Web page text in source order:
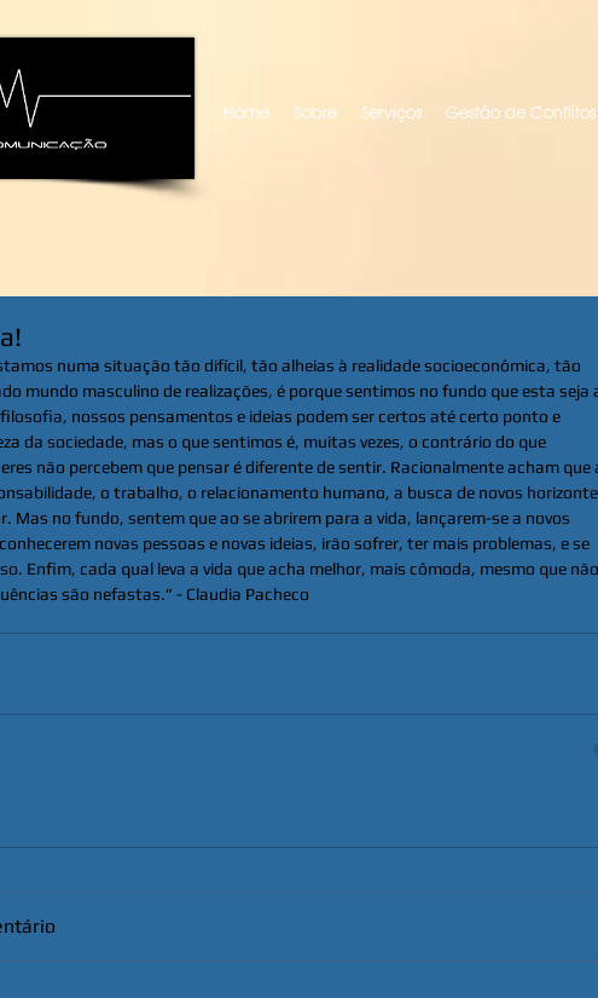
Home Sobre Serviços Gestão de Conflitos
numa situação tão difícil, tão alheias à realidade socioeconômica, tão
mundo masculino de realizações, é porque sentimos no fundo que esta seja
nossos pensamentos e ideias podem ser certos até certo ponto e
da sociedade, mas o que sentimos é, muitas vezes, o contrário do que
não percebem que pensar é diferente de sentir. Racionalmente acham que
o trabalho, o relacionamento humano, a busca de novos
Mas no fundo, sentem que ao se abrirem para a vida, lançarem-se a novos
novas pessoas e novas ideias, irão sofrer, ter mais problemas, e se
Enfim, cada qual leva a vida que acha melhor, mais cômoda, mesmo que não
são nefastas.” - Claudia Pacheco